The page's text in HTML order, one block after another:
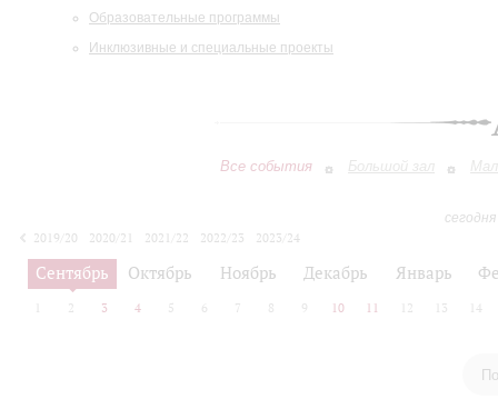
Образовательные программы
Инклюзивные и специальные проекты
Все события Большой зал
2019/20
2020/21 2021/22 2022/23
2023/24
2024/25
2025/26
Сентябрь Октябрь Ноябрь Декабрь Январь
2 3 4 5 6 7 8 9 10 11 12 13 14